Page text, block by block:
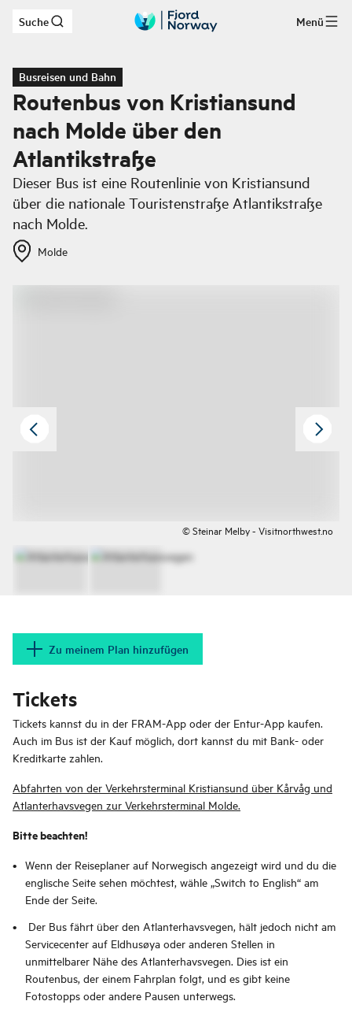
Zum Hauptinhalt
Suche Menü
Busreisen und Bahn
Routenbus von Kristiansund
nach Molde über den
Atlantikstraße
Dieser Bus ist eine Routenlinie von Kristiansund
über die nationale Touristenstraße Atlantikstraße
nach Molde.
Molde
© Steinar Melby - Visitnorthwest.no
Zu meinem Plan hinzufügen
Tickets
Tickets kannst du in der FRAM-App oder der Entur-App kaufen.
Auch im Bus ist der Kauf möglich, dort kannst du mit Bank- oder
Kreditkarte zahlen.
Abfahrten von der Verkehrsterminal Kristiansund über Kårvåg und
Atlanterhavsvegen zur Verkehrsterminal Molde.
Bitte beachten!
Wenn der Reiseplaner auf Norwegisch angezeigt wird und du die
englische Seite sehen möchtest, wähle „Switch to English“ am
Ende der Seite.
Der Bus fährt über den Atlanterhavsvegen, hält jedoch nicht am
Servicecenter auf Eldhusøya oder anderen Stellen in
unmittelbarer Nähe des Atlanterhavsvegen. Dies ist ein
Routenbus, der einem Fahrplan folgt, und es gibt keine
Fotostopps oder andere Pausen unterwegs.